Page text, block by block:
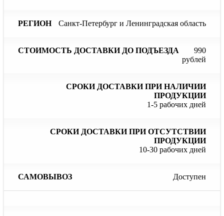
Санкт-Петербург и Ленинградская область
990
рублей
1-5 рабочих дней
10-30 рабочих дней
Доступен